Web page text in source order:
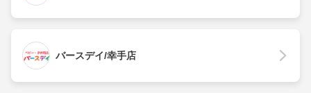
バースデイ/幸手店